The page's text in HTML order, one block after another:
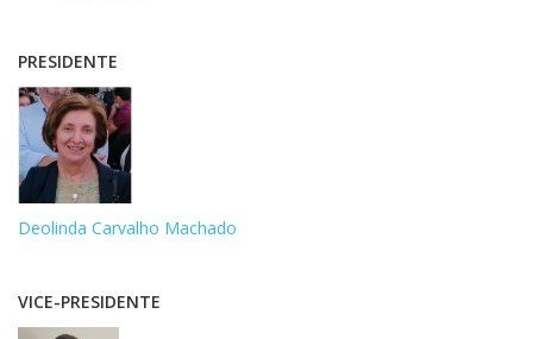
PRESIDENTE
Deolinda Carvalho Machado
VICE-PRESIDENTE